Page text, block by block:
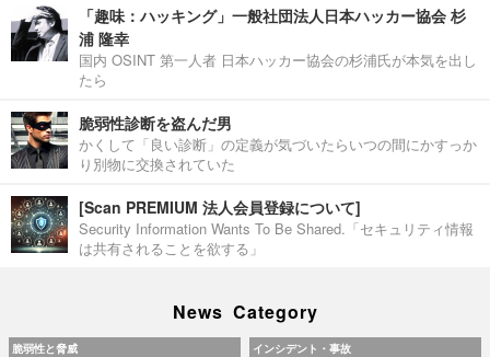
「趣味：ハッキング」一般社団法人日本ハッカー協会 杉
浦 隆幸
国内 OSINT 第一人者 日本ハッカー協会の杉浦氏が本気を出し
たら
脆弱性診断を盗んだ男
かくして「良い診断」の定義が気づいたらいつの間にかすっか
り別物に交換されていた
[Scan PREMIUM 法人会員登録について]
Security Information Wants To Be Shared.「セキュリティ情報
は共有されることを欲する」
News Category
脆弱性と脅威 インシデント・事故